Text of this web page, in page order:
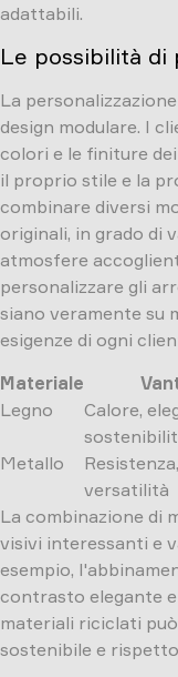
adattabili.
Le possibilità di
La
design modulare. I
colori e le finiture
il proprio stile e la
combinare diversi
originali, in grado di
atmosfere
personalizzare gli
siano veramente su
esigenze di ogni
Materiale
Legno
Calore,
Metallo
versatilità
La combinazione di
visivi interessanti e
esempio,
contrasto elegante
materiali riciclati
sostenibile e